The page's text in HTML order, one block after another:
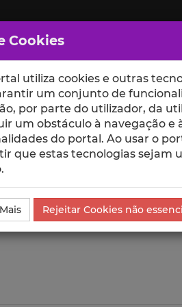
Visualizações
Cookies
utiliza cookies e outras
um conjunto de
por parte do utilizador, da
um obstáculo à navegação e
do portal. Ao usar o
que estas tecnologias sejam
Rejeitar Cookies não